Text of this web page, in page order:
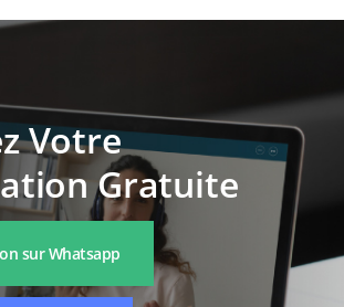
Votre
Gratuite
sur Whatsapp